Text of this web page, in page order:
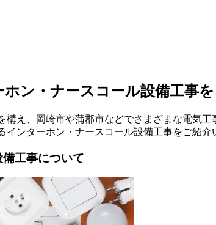
ン・ナースコール設備工事を
構え、岡崎市や蒲郡市などでさまざまな電気
ンターホン・ナースコール設備工事をご紹介
工事について